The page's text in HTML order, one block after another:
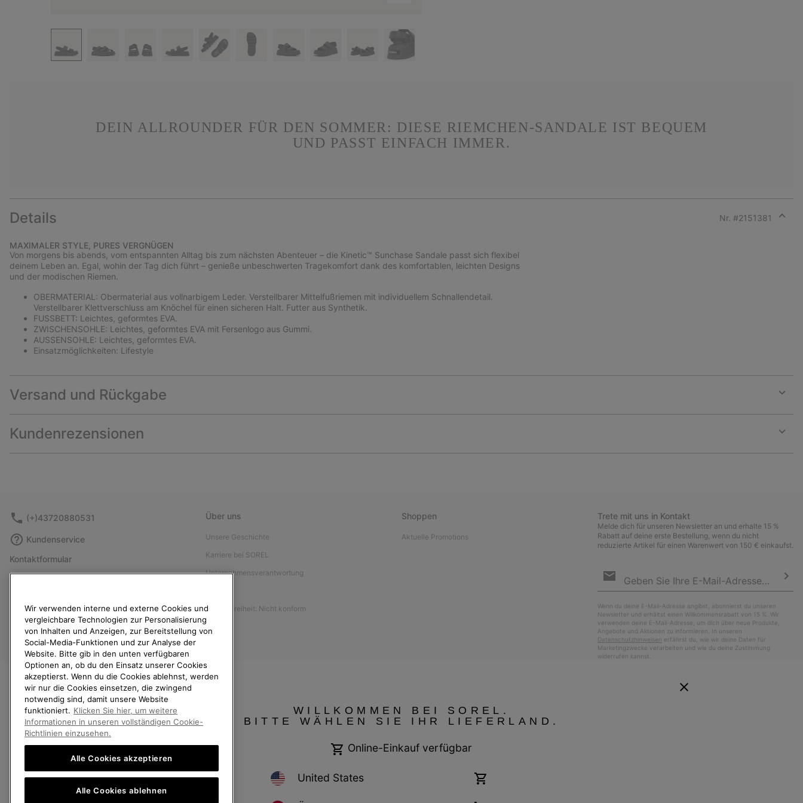
DEIN ALLROUNDER FÜR DEN SOMMER: DIESE RIEMCHEN-SANDALE IST BEQUEM
UND PASST EINFACH IMMER.
Details Nr. #2151381
MAXIMALER STYLE, PURES VERGNÜGEN
Von morgens bis abends, vom entspannten Alltag bis zum nächsten Abenteuer – die Kinetic™ Sunchase Sandale passt sich flexibel
deinem Leben an. Egal, wohin der Tag dich führt – genieße unbeschwerten Tragekomfort dank des komfortablen, leichten Designs
und der modischen Riemen.
OBERMATERIAL: Obermaterial aus vollnarbigem Leder. Verstellbarer Mittelfußriemen mit individuellem Schnallendetail.
Verstellbarer Klettverschluss am Knöchel für einen sicheren Halt. Futter aus Synthetik.
FUSSBETT: Leichtes, geformtes EVA.
ZWISCHENSOHLE: Leichtes, geformtes EVA mit Fersenlogo aus Gummi.
AUSSENSOHLE: Leichtes, geformtes EVA.
Einsatzmöglichkeiten: Lifestyle
Versand und Rückgabe
or
Kundenrezensionen
or
(+)43720880531
Kundenservice
Kontaktformular
Größentabelle
Rücksendungen
Vom Kaufvertrag zurücktreten
Bestellstatus
Versand
Zahlung
Häufig gestellte Fragen
Über uns
Unsere Geschichte
Karriere bei SOREL
Unternehmensverantwortung
Barrierefreiheit: Nicht konform
Shoppen
Aktuelle Promotions
Trete mit uns in Kontakt
Melde dich für unseren Newsletter an und erhalte 15 %
Rabatt auf deine erste Bestellung, wenn du nicht
reduzierte Artikel für einen Warenwert von 150 € einkaufst.
Anmeldung
Wenn du deine E-Mail-Adresse angibst, abonnierst du unseren
Newsletter und erhältst einen Willkommensrabatt von 15 %. Wir
verwenden deine E-Mail-Adresse, um dich über neue Produkte,
Angebote und Aktionen zu informieren. In unseren
Datenschutzhinweisen erfährst du, wie wir deine Daten für
Marketingzwecke verarbeiten und wie du deine Zustimmung
widerrufen kannst.
Österreich
SOREL. Alle Rechte vorbehalten.
WILLKOMMEN BEI SOREL.
BITTE WÄHLEN SIE IHR LIEFERLAND.
Online-Einkauf verfügbar
United States
Online-
Wir verwenden interne und externe Cookies und
vergleichbare Technologien zur Personalisierung
von Inhalten und Anzeigen, zur Bereitstellung von
Social-Media-Funktionen und zur Analyse der
Website. Bitte gib in den unten verfügbaren
Optionen an, ob du den Einsatz unserer Cookies
akzeptierst. Wenn du die Cookies ablehnst, werden
wir nur die Cookies einsetzen, die zwingend
notwendig sind, damit unsere Website
funktioniert. Klicken Sie hier, um weitere
Informationen in unseren vollständigen Cookie-
Richtlinien einzusehen.
Alle Cookies akzeptieren
Alle Cookies ablehnen